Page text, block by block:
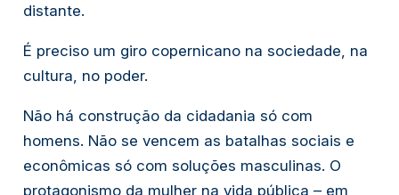
distante.
É preciso um giro copernicano na sociedade, na
cultura, no poder.
Não há construção da cidadania só com
homens. Não se vencem as batalhas sociais e
econômicas só com soluções masculinas. O
protagonismo da mulher na vida pública – em